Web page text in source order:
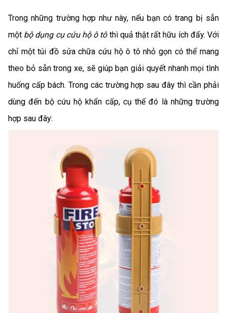
Trong những trường hợp như này, nếu bạn có trang bị sẵn
một bộ dụng cụ cứu hộ ô tô thì quả thật rất hữu ích đấy. Với
chỉ một túi đồ sửa chữa cứu hộ ô tô nhỏ gọn có thể mang
theo bỏ sẵn trong xe, sẽ giúp bạn giải quyết nhanh mọi tình
huống cấp bách. Trong các trường hợp sau đây thì cần phải
dùng đến bộ cứu hộ khẩn cấp, cụ thể đó là những trường
hợp sau đây: